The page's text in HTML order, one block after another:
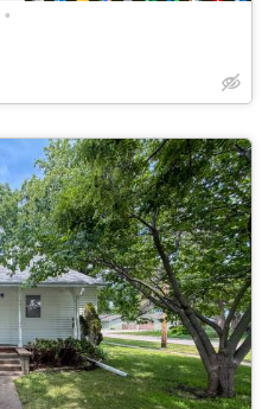
•